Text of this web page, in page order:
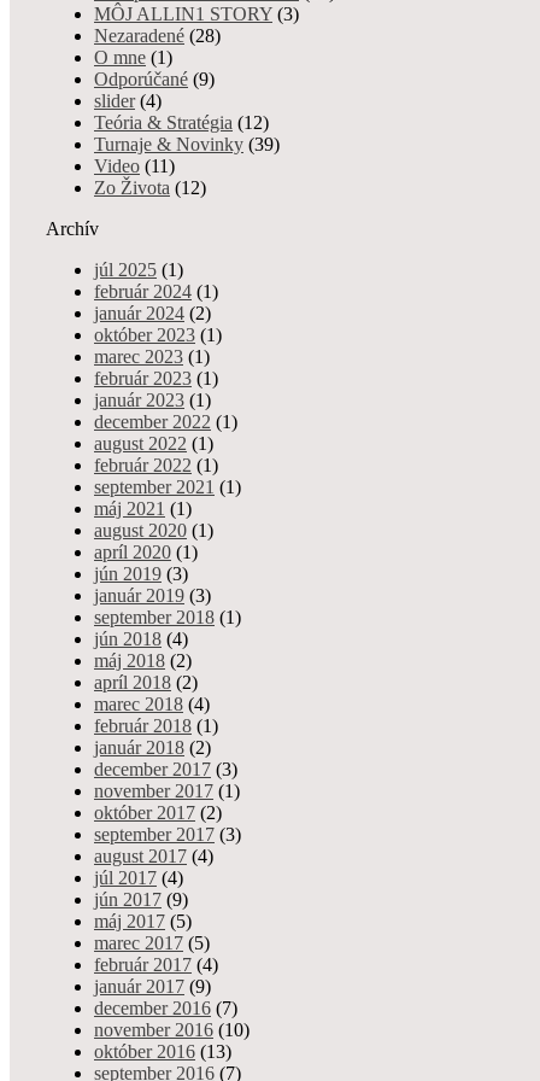
MÔJ ALLIN1 STORY (3)
Nezaradené (28)
O mne (1)
Odporúčané (9)
slider(4)
Teória & Stratégia (12)
Turnaje & Novinky (39)
Video (11)
Zo Života (12)
Archív
júl 2025 (1)
február 2024 (1)
január 2024 (2)
október 2023 (1)
marec 2023 (1)
február 2023 (1)
január 2023 (1)
december 2022 (1)
august 2022 (1)
február 2022 (1)
september 2021 (1)
máj 2021 (1)
august 2020 (1)
apríl 2020 (1)
jún 2019 (3)
január 2019 (3)
september 2018 (1)
jún 2018 (4)
máj 2018 (2)
apríl 2018 (2)
marec 2018 (4)
február 2018 (1)
január 2018 (2)
december 2017 (3)
november 2017 (1)
október 2017 (2)
september 2017 (3)
august 2017 (4)
júl 2017 (4)
jún 2017 (9)
máj 2017 (5)
marec 2017 (5)
február 2017 (4)
január 2017 (9)
december 2016 (7)
november 2016 (10)
október 2016 (13)
september 2016 (7)
- júl 09, 2025
„Široko ďaleko žiadna Omaha!“ To zmeníme, pretože už na
začiatku Septembra si všetci omahoví nadšenci prídu na svoje. City
Casino Slovmatic si v spolupráci…
Odporúčané, Turnaje & Novinky
9226 views
VPT Bukurešť 2024:
Roome s €200,000 garanciou už o pár dní!
- feb 22, 2024
Vamos Poker Tour 2024 začína svoju púť v Bukurešti, v jednom z
miest, ktoré tento festival úspešne navštívil už minulý rok. VPT
Turnaje & Novinky
12172 views
Card Casino Bratislava:
Predstavujeme vynovený
Európsky Mixed Games Championship
2024!
- jan 20, 2024
S hrdosťou oznamujeme, že European Mixed Games Championship
sa v roku 2024 vráti do Card Casino Bratislava! Po svojom
úspešnom debute v roku…
Odporúčané, Turnaje & Novinky
7063 views
festivaly sa vrátia aj v roku 2024!
- jan 19, 2024
Card Casino Bratislava, najväčšie slovenské kasíno, ktoré sa
bezpochýb stalo sídlom najväčších medzinárodných festivalov v
roku 2023! V Carde sme oslavovali 20.výročie najväčšieho…
Turnaje & Novinky
9797 views
IPO Dublin 2023: Unibet a
Luxon Pay garantujú
fantastický festival!
- okt 13, 2023